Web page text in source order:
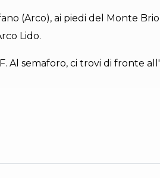
(Arco), ai piedi del Monte
Lido.
Al semaforo, ci trovi di fronte